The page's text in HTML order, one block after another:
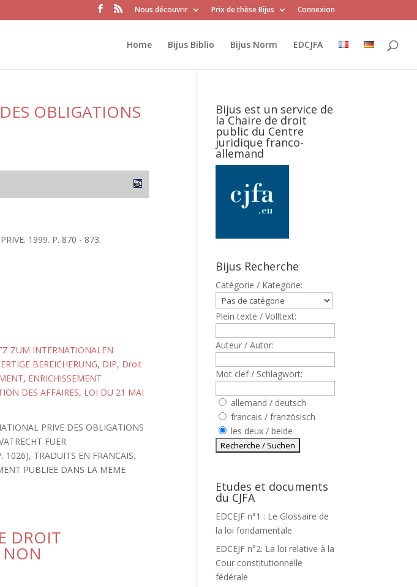
Nous découvrir Prix de thèse Bijus Connexion
Home Bijus Biblio Bijus Norm EDCJFA
OBLIGATIONS
1999. P. 870 - 873.
ZUM INTERNATIONALEN
BEREICHERUNG, DIP, Droit
, ENRICHISSEMENT
DES AFFAIRES, LOI DU 21 MAI
PRIVE DES OBLIGATIONS
FUER
1026), TRADUITS EN FRANCAIS.
PUBLIEE DANS LA MEME
DROIT
NON
Bijus est un service de
la Chaire de droit
public du Centre
juridique franco-
allemand
Bijus Recherche
Catègorie / Kategorie:
Plein texte / Volltext:
Auteur / Autor:
Mot clef / Schlagwort:
allemand / deutsch
francais / französisch
les deux / beide
Etudes et documents
du CJFA
EDCEJF n°1 : Le Glossaire de
la loi fondamentale
EDCEJF n°2: La loi relative à la
Cour constitutionnelle
fédérale